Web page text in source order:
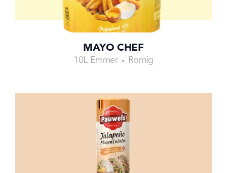
MAYO CHEF
10L Emmer Romig